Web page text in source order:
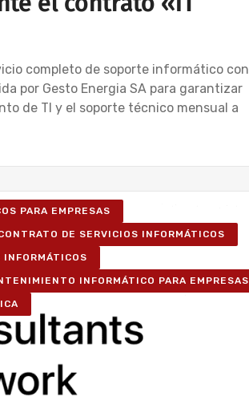
completo de soporte informático con
por Gesto Energia SA para garantizar
de TI y el soporte técnico mensual a
PARA EMPRESAS
DE SERVICIOS INFORMÁTICOS
INFORMÁTICO PARA EMPRESAS